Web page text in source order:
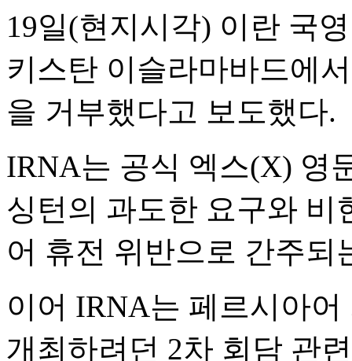
19일(현지시각) 이란 국
키스탄 이슬라마바드에
을 거부했다고 보도했다.
IRNA는 공식 엑스(X) 영
싱턴의 과도한 요구와 비
어 휴전 위반으로 간주
이어 IRNA는 페르시아
개최하려던 2차 회담 관